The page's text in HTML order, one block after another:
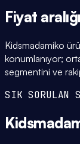
Fiyat aralığı
Kidsmadamiko
konumlanıyor;
segmentini ve
SIK SORULAN